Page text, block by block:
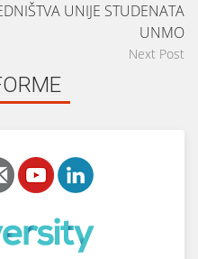
UNIJE STUDENATA
UNMO
Next Post